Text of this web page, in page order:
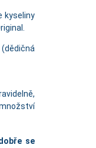
kyseliny
se